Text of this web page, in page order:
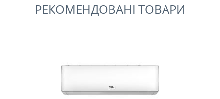
РЕКОМЕНДОВАНІ ТОВАРИ